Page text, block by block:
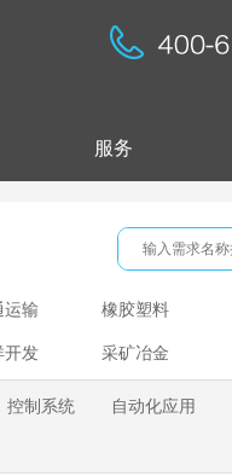
服务
运输 橡胶塑料
开发 采矿冶金
控制系统 自动化应用